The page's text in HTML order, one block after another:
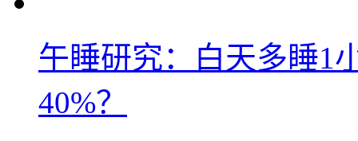
午睡研究：白天多睡1
40%？